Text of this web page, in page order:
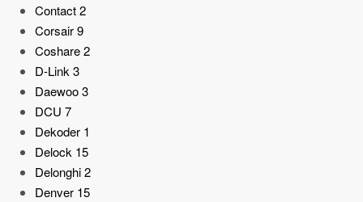
Contact2
Corsair9
Coshare2
D-Link3
Daewoo3
DCU 7
Dekoder 1
Delock 15
Delonghi2
Denver 15